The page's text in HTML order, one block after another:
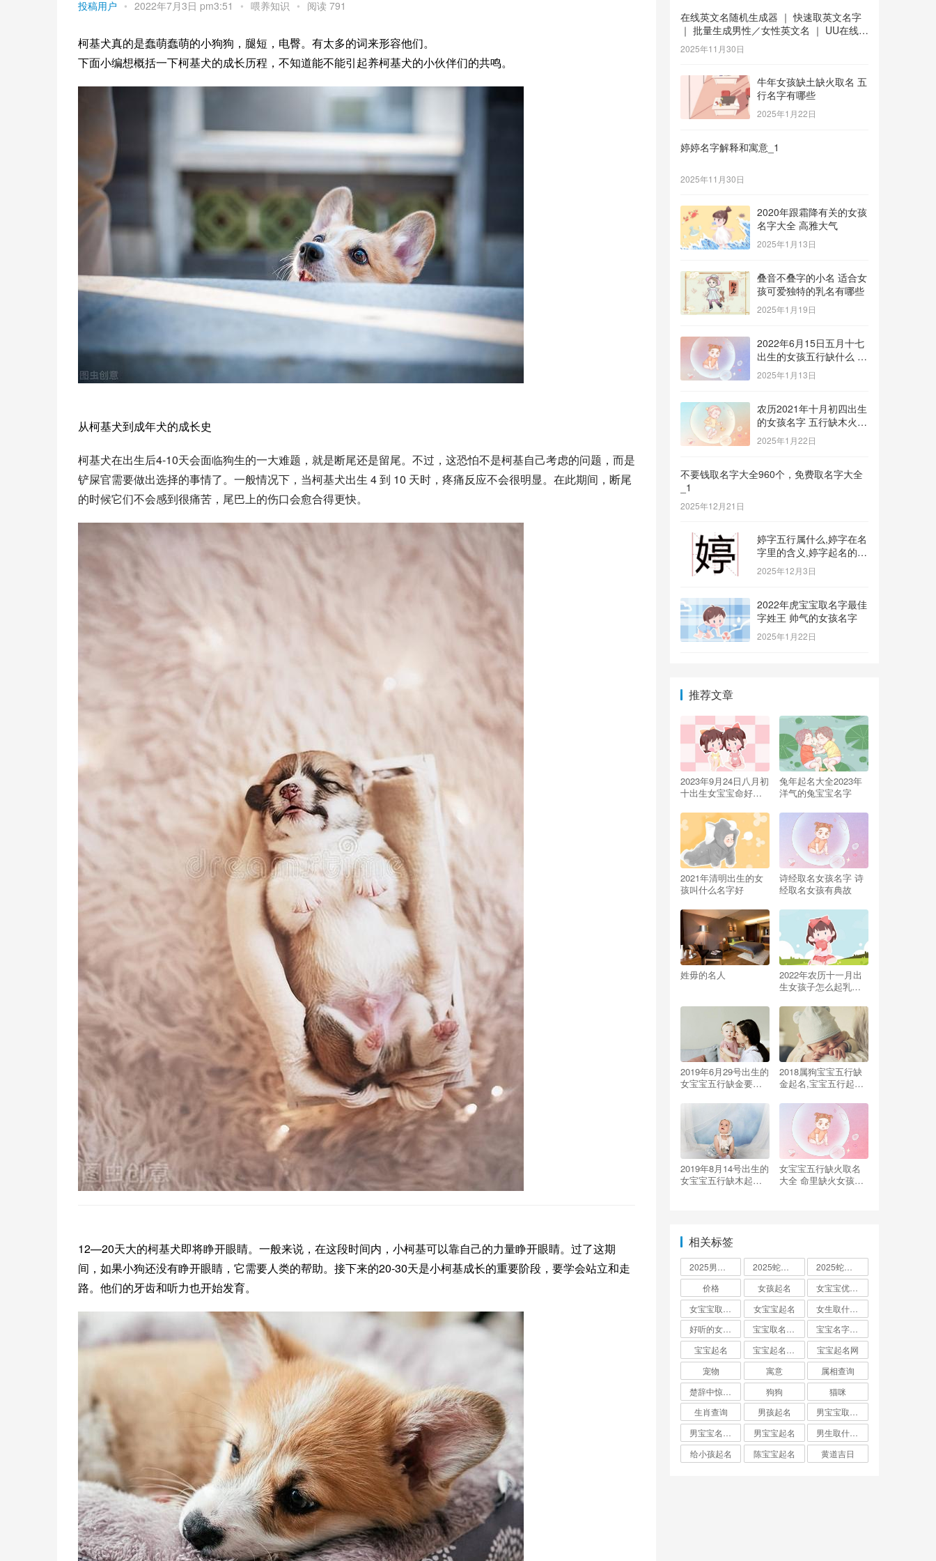
投稿用户 • 2022年7月3日 pm3:51 • 喂养知识 • 阅读 791
柯基犬真的是蠢萌蠢萌的小狗狗，腿短，电臀。有太多的词来形容他们。
下面小编想概括一下柯基犬的成长历程，不知道能不能引起养柯基犬的小伙伴们的共鸣。
从柯基犬到成年犬的成长史
柯基犬在出生后4-10天会面临狗生的一大难题，就是断尾还是留尾。不过，这恐怕不是柯基自己考虑的问题，而是
铲屎官需要做出选择的事情了。一般情况下，当柯基犬出生 4 到 10 天时，疼痛反应不会很明显。在此期间，断尾
的时候它们不会感到很痛苦，尾巴上的伤口会愈合得更快。
12—20天大的柯基犬即将睁开眼睛。一般来说，在这段时间内，小柯基可以靠自己的力量睁开眼睛。过了这期
间，如果小狗还没有睁开眼睛，它需要人类的帮助。接下来的20-30天是小柯基成长的重要阶段，要学会站立和走
路。他们的牙齿和听力也开始发育。
在线英文名随机生成器 ｜ 快速取英文名字
｜ 批量生成男性／女性英文名 ｜ UU在线工
具 _1
2025年11月30日
牛年女孩缺土缺火取名 五
行名字有哪些
2025年1月22日
婷婷名字解释和寓意_1
2025年11月30日
2020年跟霜降有关的女孩
名字大全 高雅大气
2025年1月13日
叠音不叠字的小名 适合女
孩可爱独特的乳名有哪些
2025年1月19日
2022年6月15日五月十七
出生的女孩五行缺什么 补
金的名字推荐
2025年1月13日
农历2021年十月初四出生
的女孩名字 五行缺木火八
字免费取名
2025年1月22日
不要钱取名字大全960个，免费取名字大全
_1
2025年12月21日
婷字五行属什么,婷字在名
字里的含义,婷字起名的寓
意_1
2025年12月3日
2022年虎宝宝取名字最佳
字姓王 帅气的女孩名字
2025年1月22日
推荐文章
2023年9月24日八月初
十出生女宝宝命好吗
兔年起名大全2023年
洋气的兔宝宝名字
2021年清明出生的女
孩叫什么名字好
诗经取名女孩名字 诗
经取名女孩有典故
姓毋的名人
2022年农历十一月出
生女孩子怎么起乳名
2019年6月29号出生的
女宝宝五行缺金要怎
2018属狗宝宝五行缺
金起名,宝宝五行起名
2019年8月14号出生的
女宝宝五行缺木起名
女宝宝五行缺火取名
大全 命里缺火女孩名
相关标签
价格
女孩起名
女宝宝起名
宝宝起名
宝宝起名网
宠物
寓意
属相查询
狗狗
猫咪
生肖查询
男孩起名
男宝宝起名
给小孩起名
陈宝宝起名 黄道吉日